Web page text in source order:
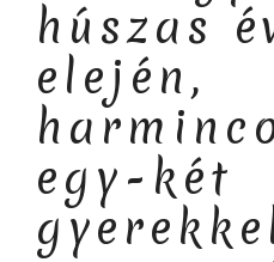
húszas
elején,
egy-két